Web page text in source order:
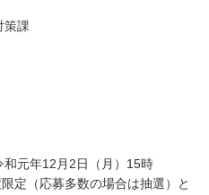
策課
元年12月2日（月）15時
定（応募多数の場合は抽選）と